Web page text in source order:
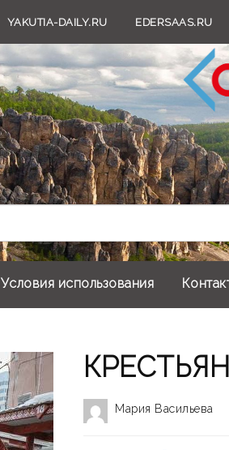
YAKUTIA-DAILY.RU EDERSAAS.RU
Условия использования
Мария Васильева